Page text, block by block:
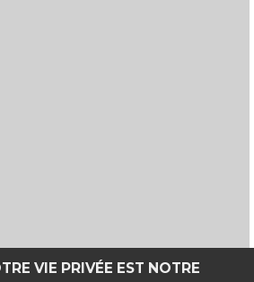
VIE PRIVÉE EST NOTRE